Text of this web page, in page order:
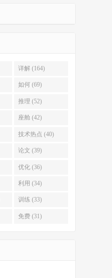
详解 (164)
如何 (69)
推理 (52)
座舱 (42)
技术热点 (40)
论文 (39)
优化 (36)
利用 (34)
训练 (33)
免费 (31)